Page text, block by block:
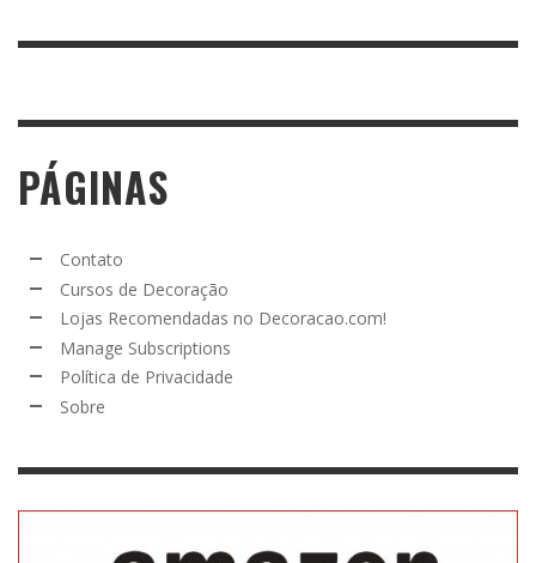
PÁGINAS
Contato
Cursos de Decoração
Lojas Recomendadas no Decoracao.com!
Manage Subscriptions
Política de Privacidade
Sobre